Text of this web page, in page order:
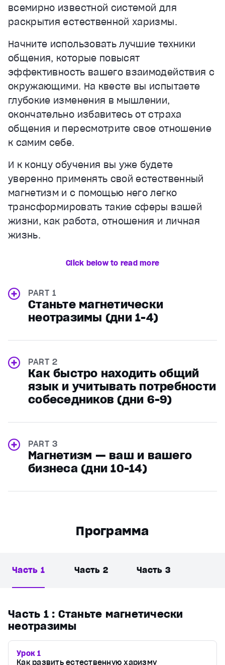
всемирно известной системой для
раскрытия естественной харизмы.
Начните использовать лучшие техники
общения, которые повысят
эффективность вашего взаимодействия с
окружающими. На квесте вы испытаете
глубокие изменения в мышлении,
окончательно избавитесь от страха
общения и пересмотрите свое отношение
к самим себе.
И к концу обучения вы уже будете
уверенно применять свой естественный
магнетизм и с помощью него легко
трансформировать такие сферы вашей
жизни, как работа, отношения и личная
жизнь.
Click below to read more
PART 1
Станьте магнетически
неотразимы (дни 1-4)
PART 2
Как быстро находить общий
язык и учитывать потребности
собеседников (дни 6-9)
PART 3
Магнетизм — ваш и вашего
бизнеса (дни 10-14)
Программа
Часть 1 Часть 2 Часть 3
Часть 1 : Станьте магнетически
неотразимы
Урок 1
Как развить естественную харизму